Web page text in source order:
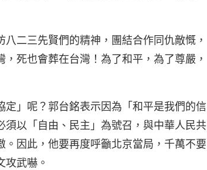
二三先賢們的精神，團結合作同仇敵慨，
死也會葬在台灣！為了和平，為了尊嚴，
」呢？郭台銘表示因為「和平是我們的信
以「自由、民主」為號召，與中華人民共
因此，他要再度呼籲北京當局，千萬不要
武嚇。